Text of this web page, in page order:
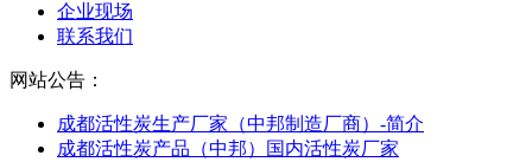
企业现场
联系我们
网站公告：
成都活性炭生产厂家（中邦制造厂商）-简介
成都活性炭产品（中邦）国内活性炭厂家